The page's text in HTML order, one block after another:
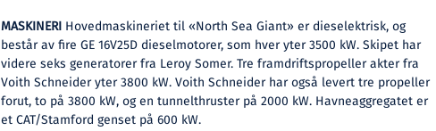
MASKINERI Hovedmaskineriet til «North Sea Giant» er dieselektrisk, og
består av fire GE 16V25D dieselmotorer, som hver yter 3500 kW. Skipet har
videre seks generatorer fra Leroy Somer. Tre framdriftspropeller akter fra
Voith Schneider yter 3800 kW. Voith Schneider har også levert tre propeller
forut, to på 3800 kW, og en tunnelthruster på 2000 kW. Havneaggregatet er
et CAT/Stamford genset på 600 kW.